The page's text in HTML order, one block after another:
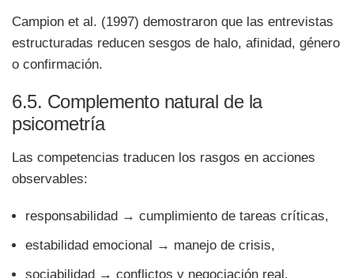
Campion et al. (1997) demostraron que las entrevistas
estructuradas reducen sesgos de halo, afinidad, género
o confirmación.
6.5. Complemento natural de la
psicometría
Las competencias traducen los rasgos en acciones
observables:
responsabilidad → cumplimiento de tareas críticas,
estabilidad emocional → manejo de crisis,
sociabilidad → conflictos y negociación real.